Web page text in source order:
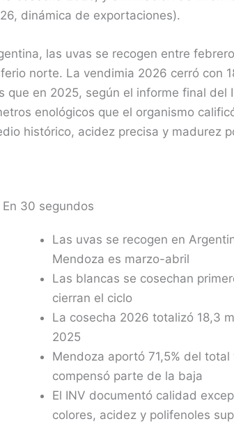
dinámica de exportaciones).
las uvas se recogen entre
norte. La vendimia 2026 cerró con
que en 2025, según el informe final
enológicos que el organismo
histórico, acidez precisa y madurez
En 30 segundos
Las uvas se recogen en
Mendoza es marzo-abril
Las blancas se cosechan
cierran el ciclo
La cosecha 2026 totalizó 18,3
2025
Mendoza aportó 71,5% del total
compensó parte de la baja
El INV documentó calidad
colores, acidez y polifenoles